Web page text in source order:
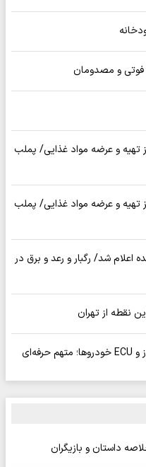
فوتی و مصدومان
تهیه و عرضه مواد غذایی/ پملب
تهیه و عرضه مواد غذایی/ پملب
شد/ رگبار و رعد و برق در
نقطه از تهران
پایان جولان سارق وایرال‌شده جعبه‌فیوز و ECU خودروها؛ متهم حرفه‌ای
داستان و بازیگران